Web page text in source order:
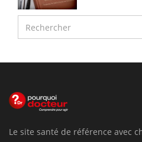
Le site santé de référence avec